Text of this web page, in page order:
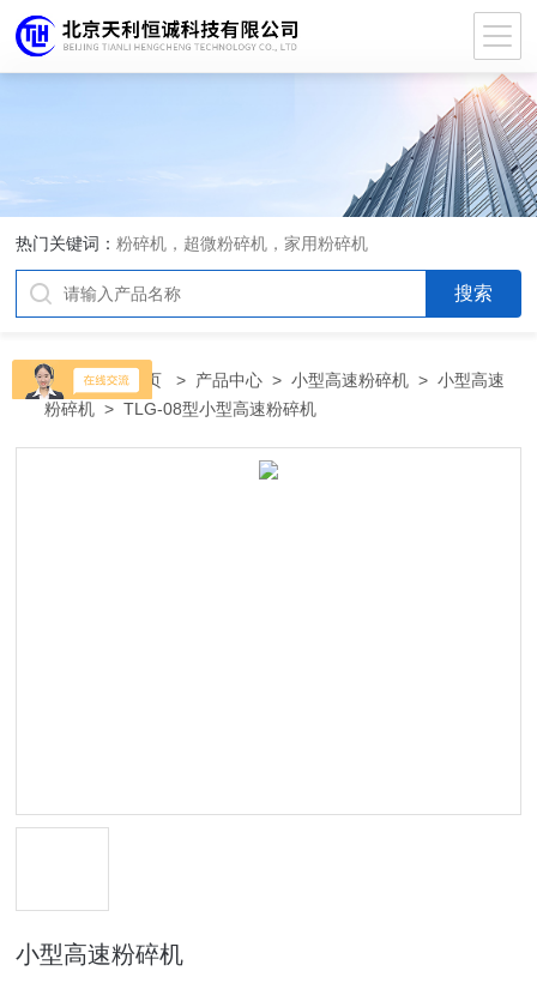
热门关键词：粉碎机，超微粉碎机，家用粉碎机
当前位置：首页 > 产品中心 >小型高速粉碎机 >小型高速
粉碎机 > TLG-08型小型高速粉碎机
小型高速粉碎机